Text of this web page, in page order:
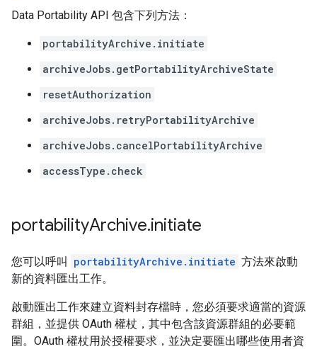
Data Portability API 包含下列方法：
portabilityArchive.initiate
archiveJobs.getPortabilityArchiveState
resetAuthorization
archiveJobs.retryPortabilityArchive
archiveJobs.cancelPortabilityArchive
accessType.check
portabilityArchive.initiate
您可以呼叫 portabilityArchive.initiate 方法來啟動
新的資料匯出工作。
啟動匯出工作來建立資料封存檔時，您必須要求適當的資源
群組，並提供 OAuth 權杖，其中包含該資源群組的必要範
圍。OAuth 權杖用於授權要求，並決定要匯出哪些使用者資